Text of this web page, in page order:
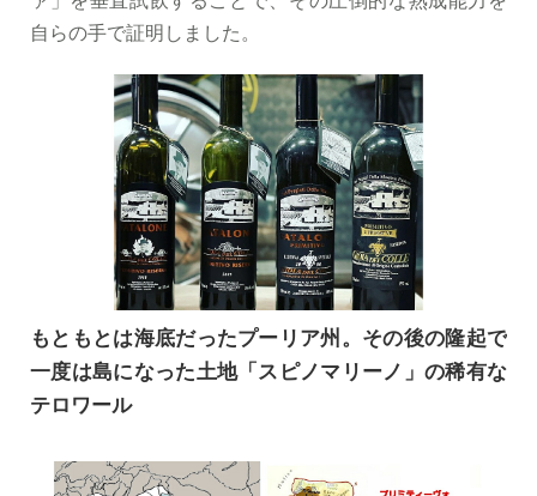
自らの手で証明しました。
もともとは海底だったプーリア州。その後の隆起で
一度は島になった土地「スピノマリーノ」の稀有な
テロワール